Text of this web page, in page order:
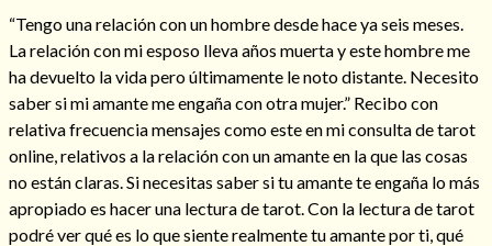
Hechizos de amor
“Tengo una relación con un hombre desde hace ya seis meses.
La relación con mi esposo lleva años muerta y este hombre me
ha devuelto la vida pero últimamente le noto distante. Necesito
saber si mi amante me engaña con otra mujer.” Recibo con
relativa frecuencia mensajes como este en mi consulta de tarot
online, relativos a la relación con un amante en la que las cosas
no están claras. Si necesitas saber si tu amante te engaña lo más
apropiado es hacer una lectura de tarot. Con la lectura de tarot
podré ver qué es lo que siente realmente tu amante por ti, qué